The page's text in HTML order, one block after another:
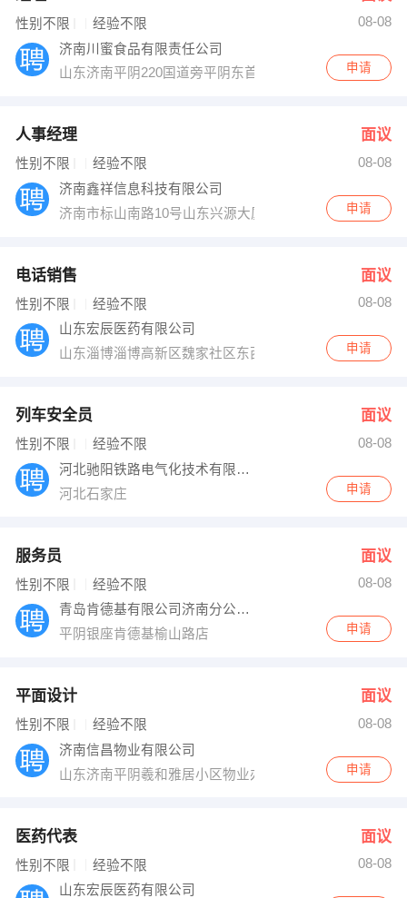
性别不限 经验不限
08-08
济南川蜜食品有限责任公司
山东济南平阴220国道旁平阴东首
申请
人事经理 面议
性别不限 经验不限
08-08
济南鑫祥信息科技有限公司
济南市标山南路10号山东兴源大厦西座
申请
电话销售 面议
性别不限 经验不限
08-08
山东宏辰医药有限公司
山东淄博淄博高新区魏家社区东西大街西首
申请
列车安全员 面议
性别不限 经验不限
08-08
河北驰阳铁路电气化技术有限公司
河北石家庄
申请
服务员 面议
性别不限 经验不限
08-08
青岛肯德基有限公司济南分公司榆山路店
平阴银座肯德基榆山路店
申请
平面设计 面议
性别不限 经验不限
08-08
济南信昌物业有限公司
山东济南平阴羲和雅居小区物业办公室
申请
医药代表 面议
性别不限 经验不限
08-08
山东宏辰医药有限公司